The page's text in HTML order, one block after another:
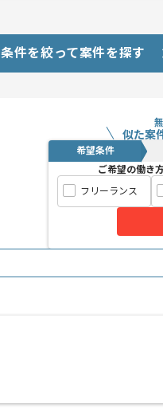
条件を絞って案件を探す
似た案
希望条件
ご希望の働き
フリーランス